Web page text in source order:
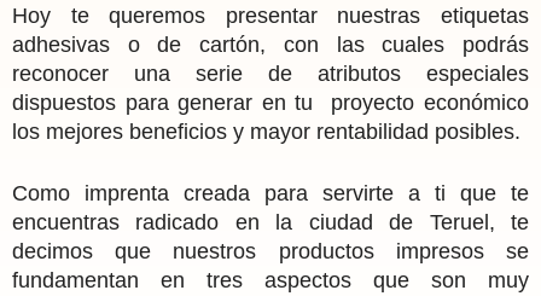
Hoy te queremos presentar nuestras etiquetas
adhesivas o de cartón, con las cuales podrás
reconocer una serie de atributos especiales
dispuestos para generar en tu proyecto económico
los mejores beneficios y mayor rentabilidad posibles.
Como imprenta creada para servirte a ti que te
encuentras radicado en la ciudad de Teruel, te
decimos que nuestros productos impresos se
fundamentan en tres aspectos que son muy